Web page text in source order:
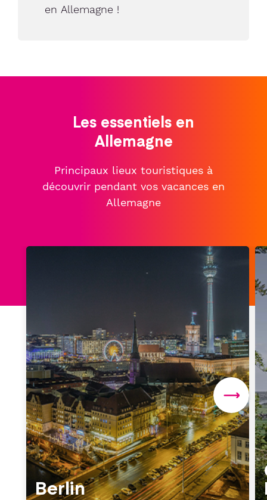
en Allemagne !
Les essentiels en
Allemagne
Principaux lieux touristiques à
découvrir pendant vos vacances en
Allemagne
Berlin